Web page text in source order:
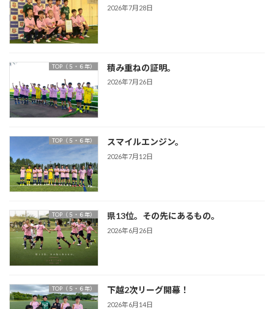
2026年7月28日
TOP（５・６年） 積み重ねの証明。
2026年7月26日
TOP（５・６年） スマイルエンジン。
2026年7月12日
TOP（５・６年） 県13位。その先にあるもの。
2026年6月26日
TOP（５・６年） 下越2次リーグ開幕！
2026年6月14日